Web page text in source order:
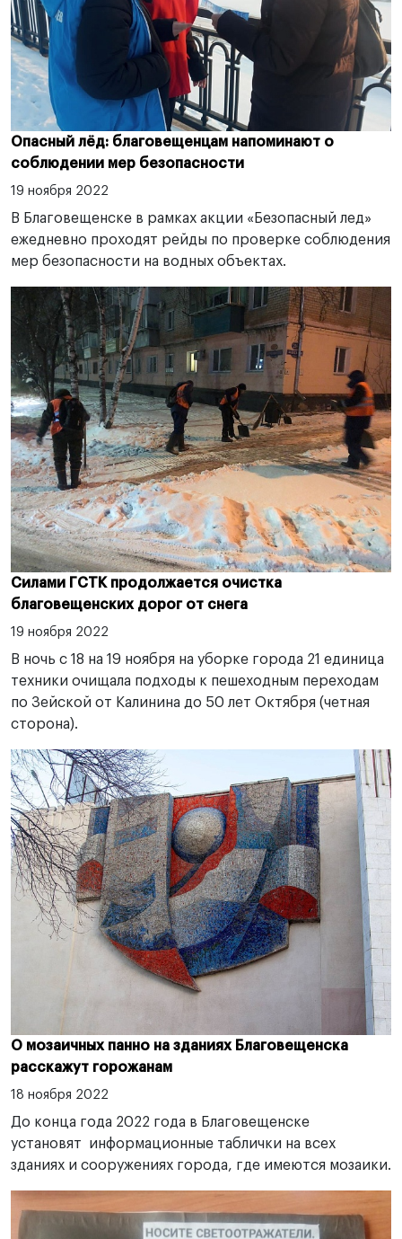
Опасный лёд: благовещенцам напоминают о
соблюдении мер безопасности
19 ноября 2022
В Благовещенске в рамках акции «Безопасный лед»
ежедневно проходят рейды по проверке соблюдения
мер безопасности на водных объектах.
Силами ГСТК продолжается очистка
благовещенских дорог от снега
19 ноября 2022
В ночь с 18 на 19 ноября на уборке города 21 единица
техники очищала подходы к пешеходным переходам
по Зейской от Калинина до 50 лет Октября (четная
сторона).
О мозаичных панно на зданиях Благовещенска
расскажут горожанам
18 ноября 2022
До конца года 2022 года в Благовещенске
установят информационные таблички на всех
зданиях и сооружениях города, где имеются мозаики.